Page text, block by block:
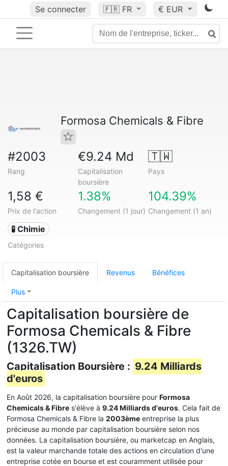
Se connecter 🇫🇷 FR € EUR
Formosa Chemicals & Fibre
#2003
Rang
€9.24 Md
Capitalisation
boursière
🇹🇼
Pays
1,58 €
Prix de l'action
1.38%
Changement (1 jour)
104.39%
Changement (1 an)
🧪 Chimie
Catégories
Capitalisation boursière Revenus Bénéfices
Plus
Capitalisation boursière de
Formosa Chemicals & Fibre
(1326.TW)
Capitalisation Boursière : 9.24 Milliards
d'euros
En Août 2026, la capitalisation boursière pour Formosa
Chemicals & Fibre s'élève à 9.24 Milliards d'euros. Cela fait de
Formosa Chemicals & Fibre la 2003ème entreprise la plus
précieuse au monde par capitalisation boursière selon nos
données. La capitalisation boursière, ou marketcap en Anglais,
est la valeur marchande totale des actions en circulation d'une
entreprise cotée en bourse et est couramment utilisée pour